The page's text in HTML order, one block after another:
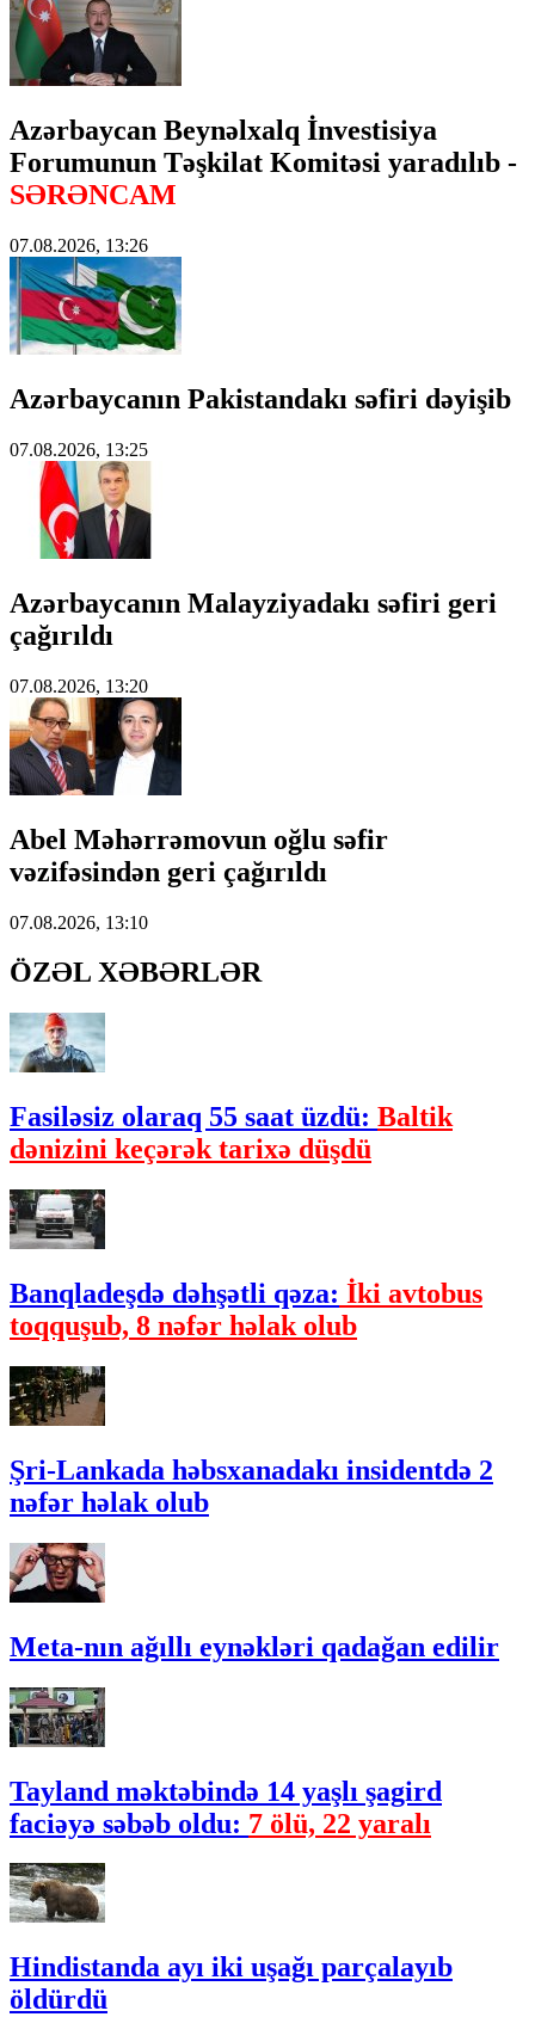
Azərbaycan Beynəlxalq İnvestisiya
Forumunun Təşkilat Komitəsi yaradılıb -
SƏRƏNCAM
07.08.2026, 13:26
Azərbaycanın Pakistandakı səfiri dəyişib
07.08.2026, 13:25
Azərbaycanın Malayziyadakı səfiri geri
çağırıldı
07.08.2026, 13:20
Abel Məhərrəmovun oğlu səfir
vəzifəsindən geri çağırıldı
07.08.2026, 13:10
ÖZƏL XƏBƏRLƏR
Fasiləsiz olaraq 55 saat üzdü: Baltik
dənizini keçərək tarixə düşdü
Banqladeşdə dəhşətli qəza: İki avtobus
toqquşub, 8 nəfər həlak olub
Şri-Lankada həbsxanadakı insidentdə 2
nəfər həlak olub
Meta-nın ağıllı eynəkləri qadağan edilir
Tayland məktəbində 14 yaşlı şagird
faciəyə səbəb oldu: 7 ölü, 22 yaralı
Hindistanda ayı iki uşağı parçalayıb
öldürdü